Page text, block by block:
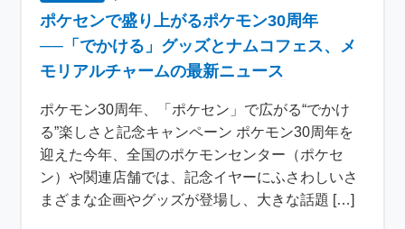
ポケセンで盛り上がるポケモン30周年
──「でかける」グッズとナムコフェス、メ
モリアルチャームの最新ニュース
ポケモン30周年、「ポケセン」で広がる“でかけ
る”楽しさと記念キャンペーン ポケモン30周年を
迎えた今年、全国のポケモンセンター（ポケセ
ン）や関連店舗では、記念イヤーにふさわしいさ
まざまな企画やグッズが登場し、大きな話題 […]